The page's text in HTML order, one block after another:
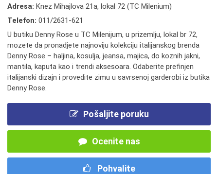
Adresa: Knez Mihajlova 21a, lokal 72 (TC Milenium)
Telefon: 011/2631-621
U butiku Denny Rose u TC Milenijum, u prizemlju, lokal br 72,
mozete da pronadjete najnoviju kolekciju italijanskog brenda
Denny Rose – haljina, kosulja, jeansa, majica, do koznih jakni,
mantila, kaputa kao i trendi aksesoara. Odaberite prefinjen
italijanski dizajn i provedite zimu u savrsenoj garderobi iz butika
Denny Rose.
Pošaljite poruku
Ocenite nas
Pohvalite